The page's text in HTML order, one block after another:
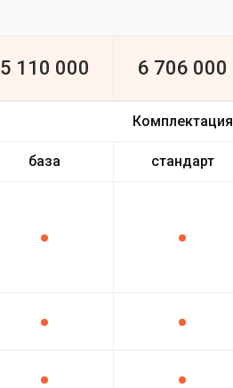
5 110 000 6 706 000
Комплектация
база стандарт